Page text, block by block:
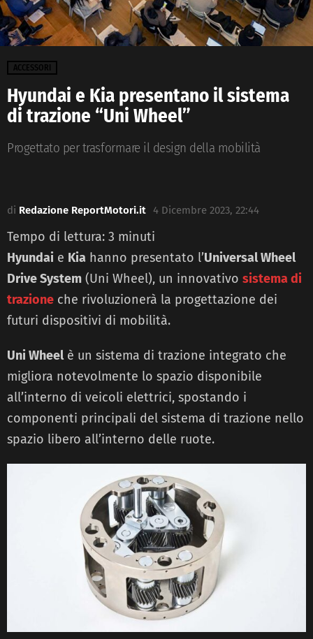
ACCESSORI
Hyundai e Kia presentano il sistema
di trazione “Uni Wheel”
Progettato per trasformare il design della mobilità
di Redazione ReportMotori.it 4 Dicembre 2023, 22:44
Tempo di lettura: 3 minuti
Hyundai e Kia hanno presentato l’Universal Wheel
Drive System (Uni Wheel), un innovativo sistema di
trazione che rivoluzionerà la progettazione dei
futuri dispositivi di mobilità.
Uni Wheelè un sistema di trazione integrato che
migliora notevolmente lo spazio disponibile
all’interno di veicoli elettrici, spostando i
componenti principali del sistema di trazione nello
spazio libero all’interno delle ruote.